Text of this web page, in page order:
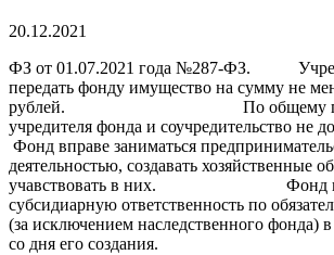
20.12.2021
ФЗ от 01.07.2021 года №287-ФЗ.
передать фонду имущество на сумму не
рублей. По общему
учредителя фонда и соучредительство не
Фонд вправе заниматься
деятельностью, создавать хозяйственные
учавствовать в них. Фонд
субсидиарную ответственность по
(за исключением наследственного фонда)
со дня его создания.